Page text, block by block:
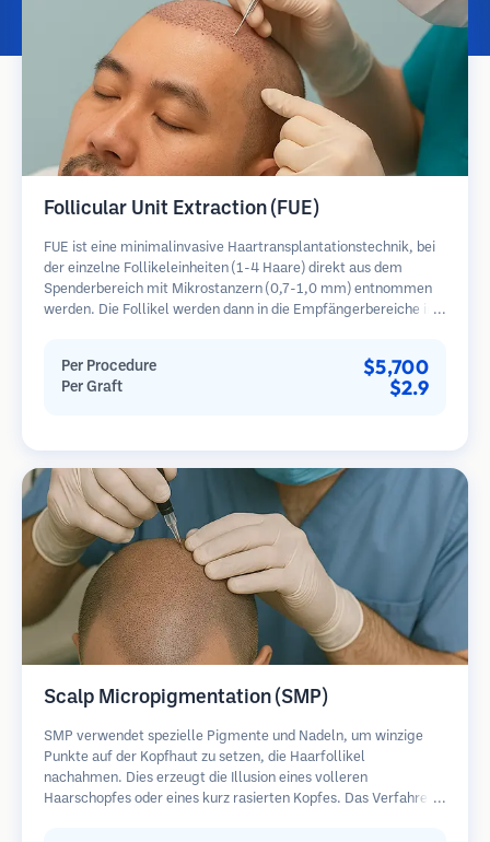
Follicular Unit Extraction (FUE)
FUE ist eine minimalinvasive Haartransplantationstechnik, bei
der einzelne Follikeleinheiten (1-4 Haare) direkt aus dem
Spenderbereich mit Mikrostanzern (0,7-1,0 mm) entnommen
werden. Die Follikel werden dann in die Empfängerbereiche in
im Vergleich zu Streifenentnahmemethoden.
Per Procedure $5,700
Per Graft $2.9
Scalp Micropigmentation (SMP)
SMP verwendet spezielle Pigmente und Nadeln, um winzige
Punkte auf der Kopfhaut zu setzen, die Haarfollikel
nachahmen. Dies erzeugt die Illusion eines volleren
Haarschopfes oder eines kurz rasierten Kopfes. Das Verfahren